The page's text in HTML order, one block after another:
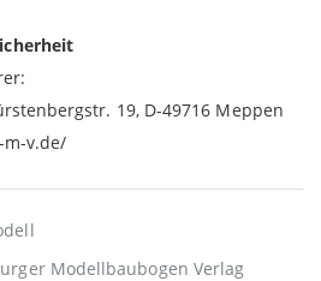
19, D-49716 Meppen
v.de/
Modellbaubogen Verlag